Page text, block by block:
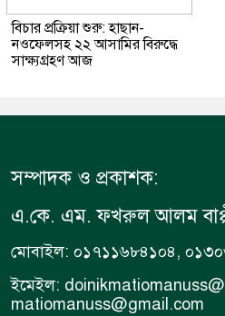
বিচার প্রক্রিয়া শুরু: হাছান-
নওফেলসহ ২২ আসামির বিরুদ্ধে
সাক্ষ্যগ্রহণ আজ
সম্পাদক ও প্রকাশক:
এ.কে. এম. ফখরুল আলম
মোবাইল: ০১৭১১৬৮৪১০৪,
ইমেইল:
matiomanuss@gmail.com